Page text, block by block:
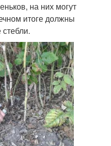
на них могут
итоге должны